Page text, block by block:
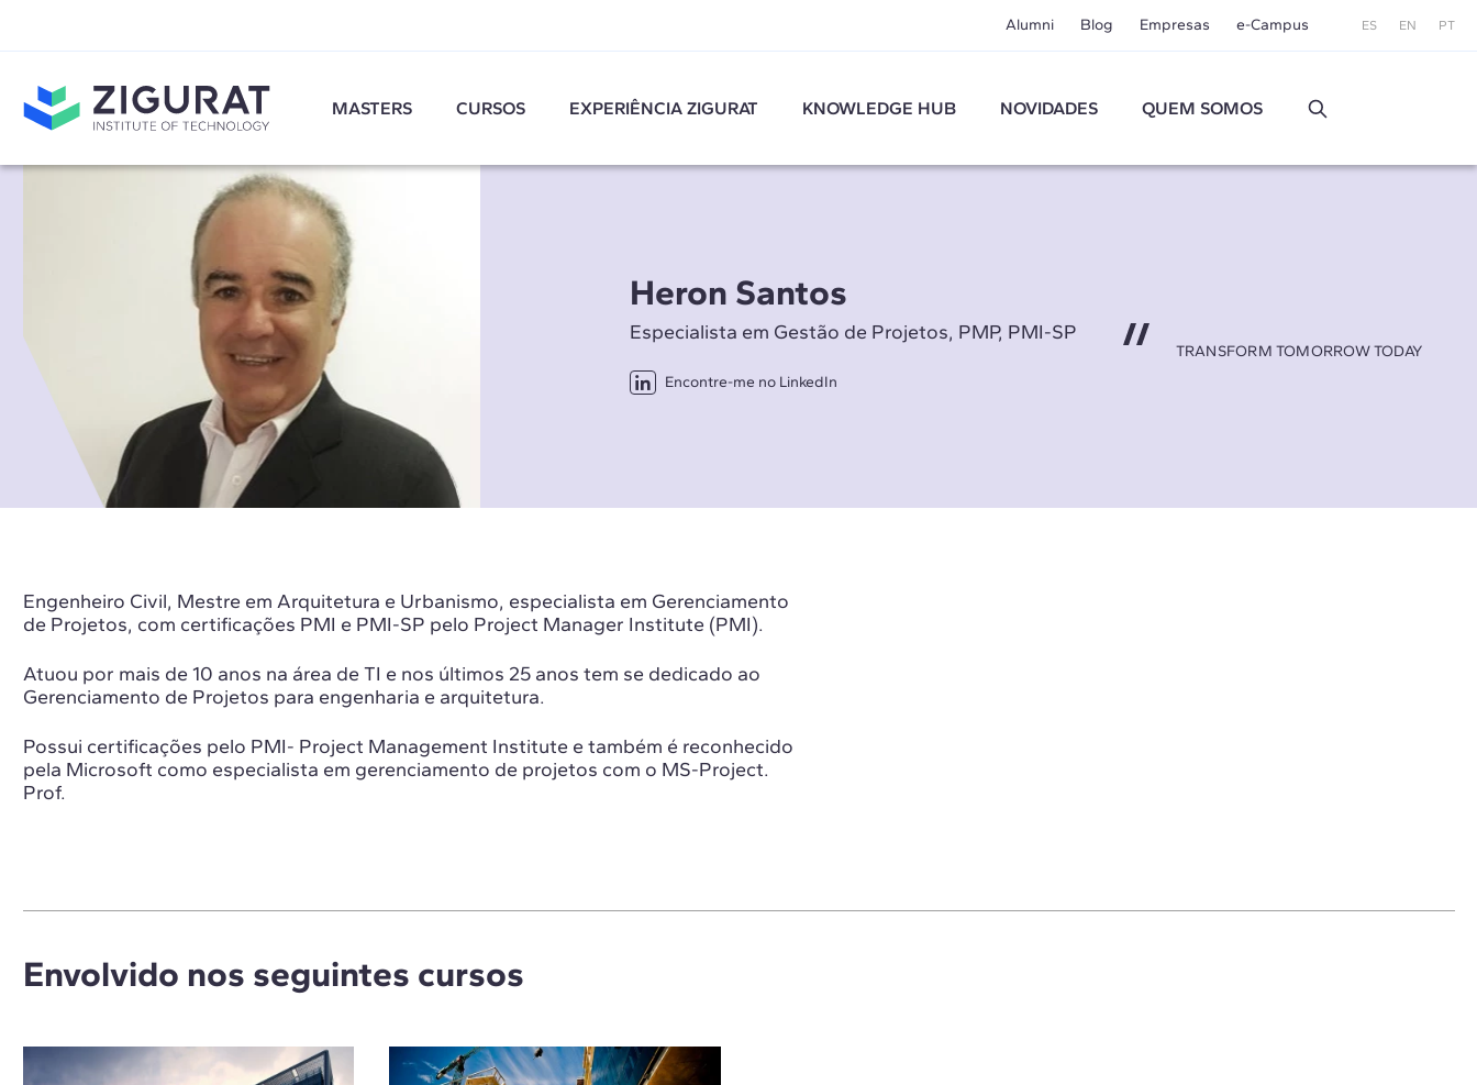
Alumni Blog Empresas e-Campus ES EN PT
MASTERS CURSOS EXPERIÊNCIA ZIGURAT KNOWLEDGE HUB NOVIDADES QUEM SOMOS
Heron Santos
Especialista em Gestão de Projetos, PMP, PMI-SP
Encontre-me no LinkedIn
TRANSFORM TOMORROW TODAY
Engenheiro Civil, Mestre em Arquitetura e Urbanismo, especialista em Gerenciamento
de Projetos, com certificações PMI e PMI-SP pelo Project Manager Institute (PMI).
Atuou por mais de 10 anos na área de TI e nos últimos 25 anos tem se dedicado ao
Gerenciamento de Projetos para engenharia e arquitetura.
Possui certificações pelo PMI- Project Management Institute e também é reconhecido
pela Microsoft como especialista em gerenciamento de projetos com o MS-Project.
Prof.
Envolvido nos seguintes cursos